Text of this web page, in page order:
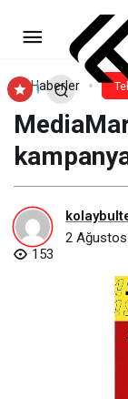
Haberler
2 Ağustos
153
Segmenti
Gücüyle
Yorum